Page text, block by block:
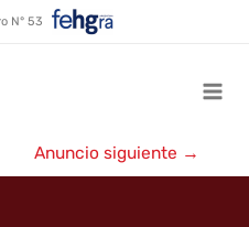
N° 53Food
Anuncio siguiente →